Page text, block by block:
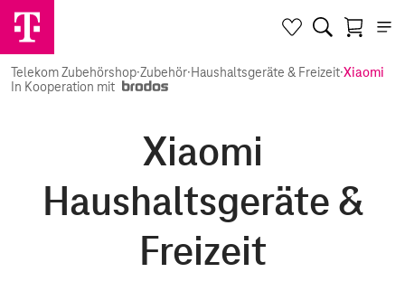
Telekom Zubehörshop·Zubehör·Haushaltsgeräte & Freizeit·Xiaomi
In Kooperation mit
Xiaomi
Haushaltsgeräte &
Freizeit